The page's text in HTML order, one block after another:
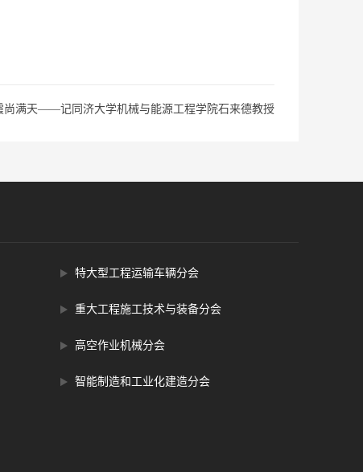
尚满天——记同济大学机械与能源工程学院石来德教授
特大型工程运输车辆分会
重大工程施工技术与装备分会
高空作业机械分会
智能制造和工业化建造分会